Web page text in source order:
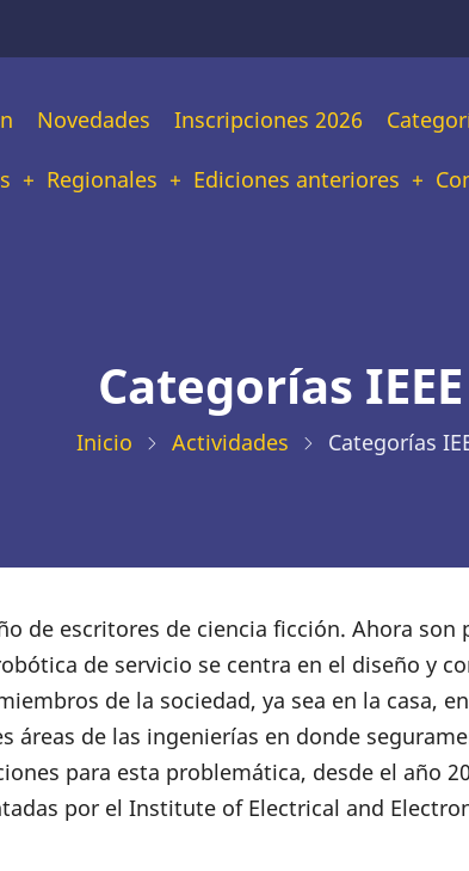
Novedades Inscripciones 2026
Regionales Ediciones anteriores
Categorías IEEE
Inicio Actividades Categorías
de escritores de ciencia ficción. Ahora
de servicio se centra en el diseño y
de la sociedad, ya sea en la casa,
áreas de las ingenierías en donde
para esta problemática, desde el año
por el Institute of Electrical and